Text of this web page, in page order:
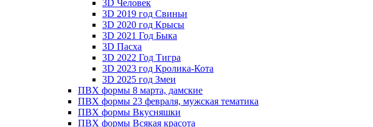
3D Человек
3D 2019 год Свиньи
3D 2020 год Крысы
3D 2021 Год Быка
3D Пасха
3D 2022 Год Тигра
3D 2023 год Кролика-Кота
3D 2025 год Змеи
ПВХ формы 8 марта, дамские
ПВХ формы 23 февраля, мужская тематика
ПВХ формы Вкусняшки
ПВХ формы Всякая красота